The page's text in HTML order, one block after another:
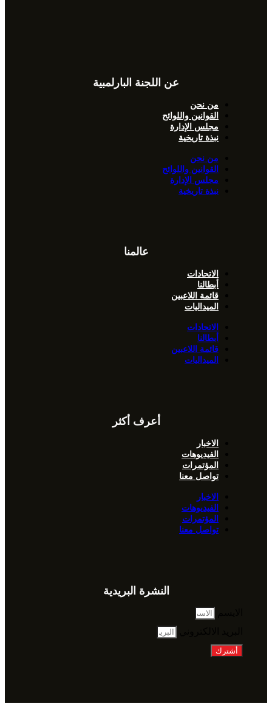
عن اللجنة البارلمبية
من نحن
القوانين واللوائح
مجلس الإدارة
نبذة تاريخية
من نحن
القوانين واللوائح
مجلس الإدارة
نبذة تاريخية
عالمنا
الاتحادات
أبطالنا
قائمة اللاعبين
الميداليات
الاتحادات
أبطالنا
قائمة اللاعبين
الميداليات
أعرف أكثر
الاخبار
الفيديوهات
المؤتمرات
تواصل معنا
الاخبار
الفيديوهات
المؤتمرات
تواصل معنا
النشرة البريدية
أشترك